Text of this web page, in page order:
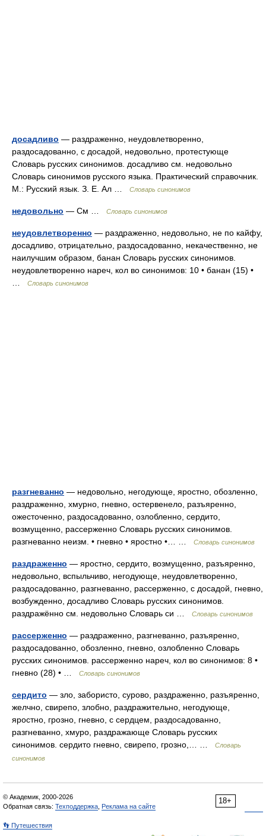
досадливо — раздраженно, неудовлетворенно,
раздосадованно, с досадой, недовольно, протестующе
Словарь русских синонимов. досадливо см. недовольно
Словарь синонимов русского языка. Практический справочник.
М.: Русский язык. З. Е. Ал …
Словарь синонимов
недовольно — См … Словарь синонимов
неудовлетворенно — раздраженно, недовольно, не по кайфу,
досадливо, отрицательно, раздосадованно, некачественно, не
наилучшим образом, банан Словарь русских синонимов.
неудовлетворенно нареч, кол во синонимов: 10 • банан (15) •
Словарь синонимов
разгневанно — недовольно, негодующе, яростно, обозленно,
раздраженно, хмурно, гневно, остервенело, разъяренно,
ожесточенно, раздосадованно, озлобленно, сердито,
возмущенно, рассерженно Словарь русских синонимов.
разгневанно неизм. • гневно • яростно •… …
Словарь синонимов
раздраженно — яростно, сердито, возмущенно, разъяренно,
недовольно, вспыльчиво, негодующе, неудовлетворенно,
раздосадованно, разгневанно, рассерженно, с досадой, гневно,
возбужденно, досадливо Словарь русских синонимов.
раздражённо см. недовольно Словарь си …
Словарь синонимов
рассерженно — раздраженно, разгневанно, разъяренно,
раздосадованно, обозленно, гневно, озлобленно Словарь
русских синонимов. рассерженно нареч, кол во синонимов: 8 •
гневно (28) • …
Словарь синонимов
сердито — зло, забористо, сурово, раздраженно, разъяренно,
желчно, свирепо, злобно, раздражительно, негодующе,
яростно, грозно, гневно, с сердцем, раздосадованно,
разгневанно, хмуро, раздражающе Словарь русских
синонимов. сердито гневно, свирепо, грозно,… …
Словарь
синонимов
18+
© Академик, 2000-2026
Обратная связь: Техподдержка Реклама на сайте
👣 Путешествия